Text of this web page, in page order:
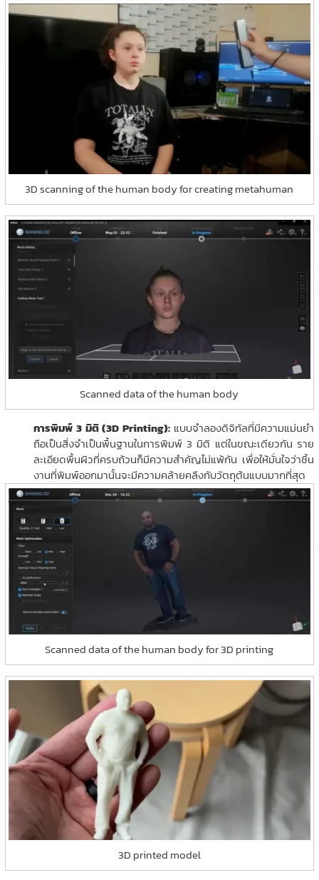
3D scanning of the human body for creating metahuman
Scanned data of the human body
การพิมพ์ 3 มิติ (3D Printing): แบบจำลองดิจิทัลที่มีความแม่นยำ
ถือเป็นสิ่งจำเป็นพื้นฐานในการพิมพ์ 3 มิติ แต่ในขณะเดียวกัน ราย
ละเอียดพื้นผิวที่ครบถ้วนก็มีความสำคัญไม่แพ้กัน เพื่อให้มั่นใจว่าชิ้น
งานที่พิมพ์ออกมานั้นจะมีความคล้ายคลึงกับวัตถุต้นแบบมากที่สุด
Scanned data of the human body for 3D printing
3D printed model